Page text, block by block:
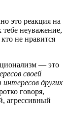
это реакция на
неуважение,
не нравится
— это
своей
других
говоря,
агрессивный